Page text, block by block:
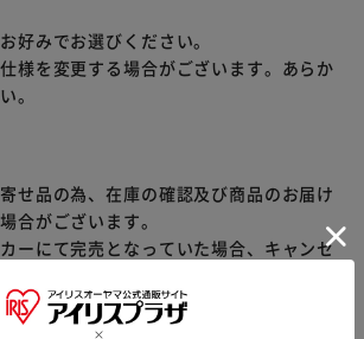
好みでお選びください。
様を変更する場合がございます。あらか
。
せ品の為、在庫の確認及び商品のお届け
合がございます。
ーにて完売となっていた場合、キャンセ
ますようお願いいたします。
ザがセレクトしたオススメ商品です。